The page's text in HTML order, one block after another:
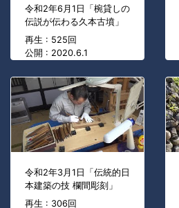
令和2年6月1日「椀貸しの
伝説が伝わる久本古墳」
再生 : 525回
公開 : 2020.6.1
令和2年3月1日「伝統的日
本建築の技 欄間彫刻」
再生 : 306回